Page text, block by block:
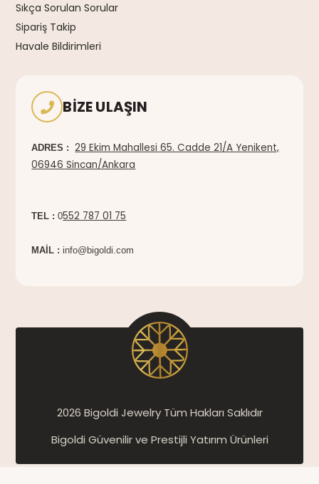
Sıkça Sorulan Sorular
Sipariş Takip
Havale Bildirimleri
BIZE ULAŞIN
ADRES :
29 Ekim Mahallesi 65. Cadde 21/A Yenikent,
06946 Sincan/Ankara
TEL : 0552 787 01 75
MAİL :info@bigoldi.com
2026 Bigoldi Jewelry Tüm Hakları Saklıdır
Bigoldi Güvenilir ve Prestijli Yatırım Ürünleri